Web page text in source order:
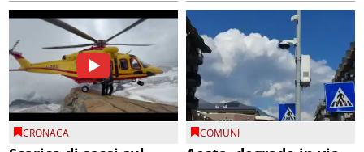
CRONACA COMUNI